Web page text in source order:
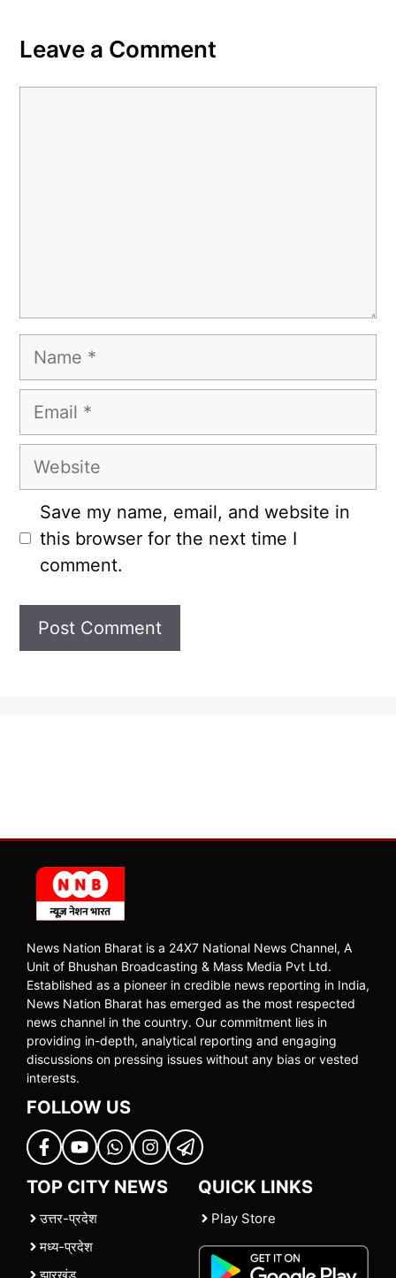
Leave a Comment
Name
Email
Website
Save my name, email, and website in
this browser for the next time I
comment.
News Nation Bharat is a 24X7 National News Channel, A
Unit of Bhushan Broadcasting & Mass Media Pvt Ltd.
Established as a pioneer in credible news reporting in India,
News Nation Bharat has emerged as the most respected
news channel in the country. Our commitment lies in
providing in-depth, analytical reporting and engaging
discussions on pressing issues without any bias or vested
interests.
FOLLOW US
TOP CITY NEWS
उत्तर-प्रदेश
मध्य-प्रदेश
QUICK LINKS
Play Store